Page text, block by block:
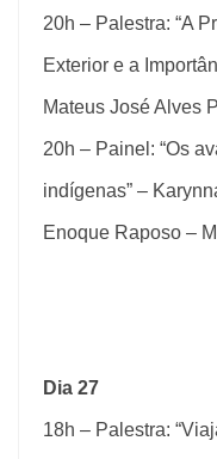
20h – Palestra: “A
Exterior e a
Mateus José Alves
20h – Painel: “Os
indígenas” –
Enoque Raposo –
Dia 27
18h – Palestra: